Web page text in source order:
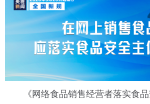
《网络食品销售经营者落实食